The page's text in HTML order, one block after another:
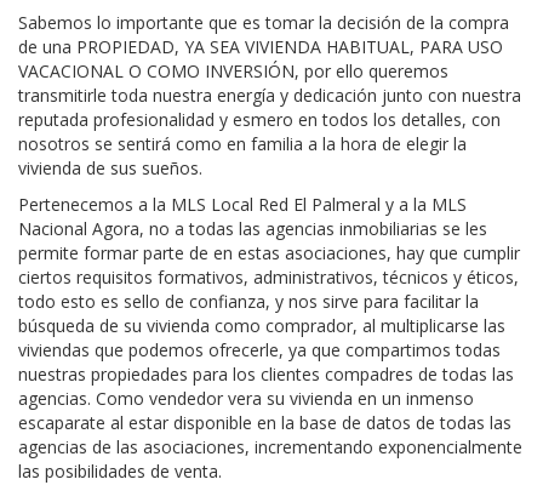
Sabemos lo importante que es tomar la decisión de la compra
de una PROPIEDAD, YA SEA VIVIENDA HABITUAL, PARA USO
VACACIONAL O COMO INVERSIÓN, por ello queremos
transmitirle toda nuestra energía y dedicación junto con nuestra
reputada profesionalidad y esmero en todos los detalles, con
nosotros se sentirá como en familia a la hora de elegir la
vivienda de sus sueños.
Pertenecemos a la MLS Local Red El Palmeral y a la MLS
Nacional Agora, no a todas las agencias inmobiliarias se les
permite formar parte de en estas asociaciones, hay que cumplir
ciertos requisitos formativos, administrativos, técnicos y éticos,
todo esto es sello de confianza, y nos sirve para facilitar la
búsqueda de su vivienda como comprador, al multiplicarse las
viviendas que podemos ofrecerle, ya que compartimos todas
nuestras propiedades para los clientes compadres de todas las
agencias. Como vendedor vera su vivienda en un inmenso
escaparate al estar disponible en la base de datos de todas las
agencias de las asociaciones, incrementando exponencialmente
las posibilidades de venta.